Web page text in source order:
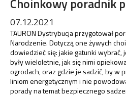
07.12.2021
TAURON Dystrybucja przygotował
Narodzenie. Dotyczą one żywych
dowiedzieć się: jakie gatunki wybrać,
były wieloletnie, jak się nimi
ogrodach, oraz gdzie je sadzić, by w
liniom energetycznym i nie
porady na temat bezpiecznego